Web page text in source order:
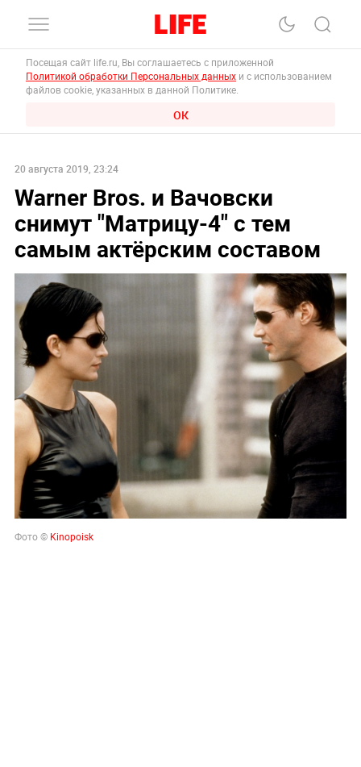
Посещая сайт life.ru, Вы соглашаетесь с приложенной
Политикой обработки Персональных данных и с использованием
файлов cookie, указанных в данной Политике.
ОК
20 августа 2019, 23:24
Warner Bros. и Вачовски
снимут "Матрицу-4" с тем
самым актёрским составом
Фото © Kinopoisk